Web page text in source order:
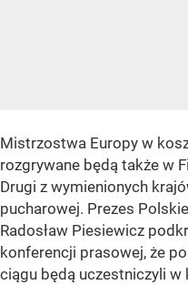
Mistrzostwa Europy w
rozgrywane będą także w
Drugi z wymienionych
pucharowej. Prezes
Radosław Piesiewicz
konferencji prasowej, że
ciągu będą uczestniczyli